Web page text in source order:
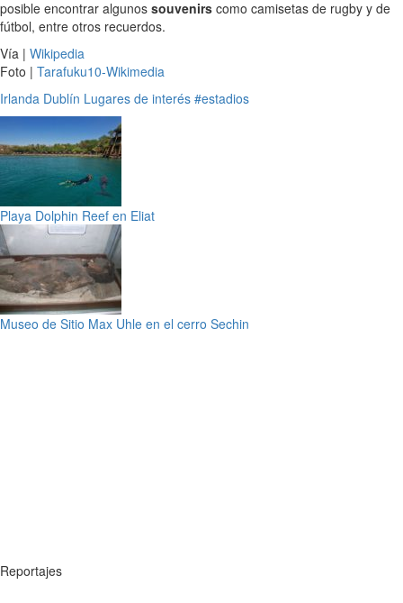
posible encontrar algunos souvenirs como camisetas de rugby y de
fútbol, entre otros recuerdos.
Vía | Wikipedia
Foto | Tarafuku10-Wikimedia
Irlanda Dublín Lugares de interés #estadios
Playa Dolphin Reef en Eliat
Museo de Sitio Max Uhle en el cerro Sechin
Reportajes